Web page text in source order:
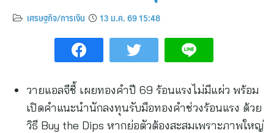
เศรษฐกิจ/การเงิน 13 ม.ค. 69 15:48
วายแอลจีชี้ เผยทองคำปี 69 ร้อนแรงไม่มีแผ่ว พร้อม
เปิดคำแนะนำนักลงทุนรับมือทองคำช่วงร้อนแรง ด้วย
วิธี Buy the Dips หากย่อตัวต้องสะสมเพราะภาพใหญ่